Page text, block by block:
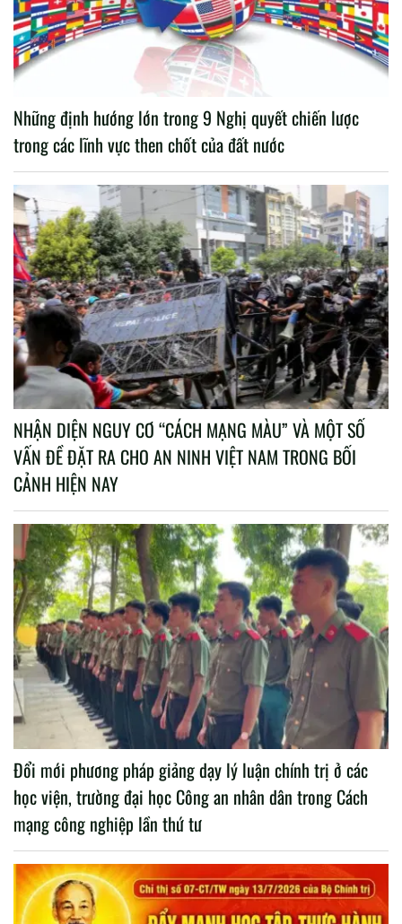
Những định hướng lớn trong 9 Nghị quyết chiến lược
trong các lĩnh vực then chốt của đất nước
NHẬN DIỆN NGUY CƠ “CÁCH MẠNG MÀU” VÀ MỘT SỐ
VẤN ĐỀ ĐẶT RA CHO AN NINH VIỆT NAM TRONG BỐI
CẢNH HIỆN NAY
Đổi mới phương pháp giảng dạy lý luận chính trị ở các
học viện, trường đại học Công an nhân dân trong Cách
mạng công nghiệp lần thứ tư